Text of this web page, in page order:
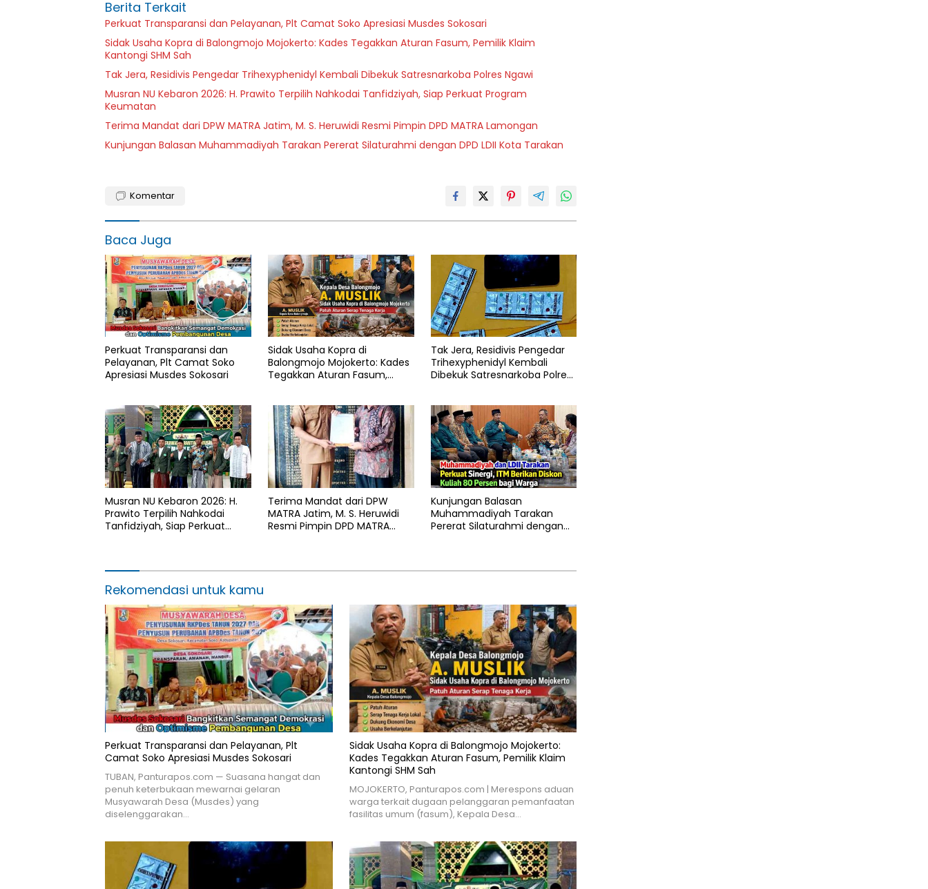
Berita Terkait
Perkuat Transparansi dan Pelayanan, Plt Camat Soko Apresiasi Musdes Sokosari
Sidak Usaha Kopra di Balongmojo Mojokerto: Kades Tegakkan Aturan Fasum, Pemilik Klaim
Kantongi SHM Sah
Tak Jera, Residivis Pengedar Trihexyphenidyl Kembali Dibekuk Satresnarkoba Polres Ngawi
Musran NU Kebaron 2026: H. Prawito Terpilih Nahkodai Tanfidziyah, Siap Perkuat Program
Keumatan
Terima Mandat dari DPW MATRA Jatim, M. S. Heruwidi Resmi Pimpin DPD MATRA Lamongan
Kunjungan Balasan Muhammadiyah Tarakan Pererat Silaturahmi dengan DPD LDII Kota Tarakan
Komentar
Baca Juga
Perkuat Transparansi dan
Pelayanan, Plt Camat Soko
Apresiasi Musdes Sokosari
Sidak Usaha Kopra di
Balongmojo Mojokerto: Kades
Tegakkan Aturan Fasum,
Tak Jera, Residivis Pengedar
Trihexyphenidyl Kembali
Dibekuk Satresnarkoba Polres
Musran NU Kebaron 2026: H.
Prawito Terpilih Nahkodai
Tanfidziyah, Siap Perkuat
Terima Mandat dari DPW
MATRA Jatim, M. S. Heruwidi
Resmi Pimpin DPD MATRA
Kunjungan Balasan
Muhammadiyah Tarakan
Pererat Silaturahmi dengan
Rekomendasi untuk kamu
Perkuat Transparansi dan Pelayanan, Plt
Camat Soko Apresiasi Musdes Sokosari
TUBAN, Panturapos.com — Suasana hangat dan
penuh keterbukaan mewarnai gelaran
Musyawarah Desa (Musdes) yang
diselenggarakan…
Sidak Usaha Kopra di Balongmojo Mojokerto:
Kades Tegakkan Aturan Fasum, Pemilik Klaim
Kantongi SHM Sah
MOJOKERTO, Panturapos.com | Merespons aduan
warga terkait dugaan pelanggaran pemanfaatan
fasilitas umum (fasum), Kepala Desa…